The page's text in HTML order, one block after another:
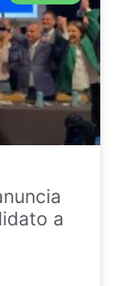
a